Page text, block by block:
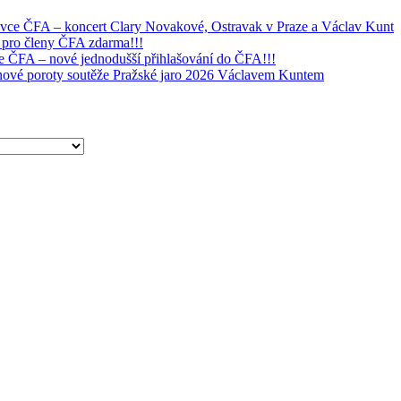
ČFA – koncert Clary Novakové, Ostravak v Praze a Václav Kunt
členy ČFA zdarma!!!
– nové jednodušší přihlašování do ČFA!!!
poroty soutěže Pražské jaro 2026 Václavem Kuntem